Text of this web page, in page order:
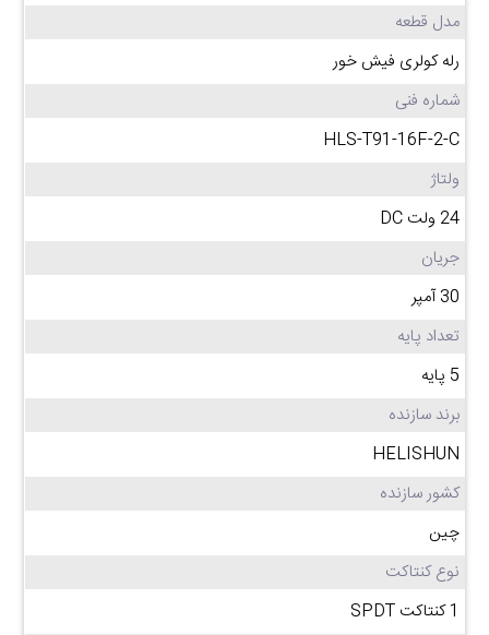
مدل قطعه
رله کولری فیش خور
شماره فنی
HLS-T91-16F-2-C
ولتاژ
24 ولت DC
جریان
30 آمپر
تعداد پایه
5 پایه
برند سازنده
HELISHUN
کشور سازنده
چین
نوع کنتاکت
1 کنتاکت SPDT